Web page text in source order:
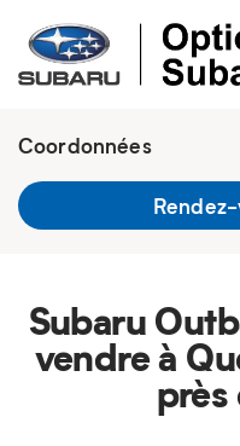
Coordonnées
Présentement
Subaru
vendre à
près